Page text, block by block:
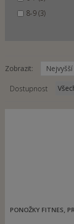
8-9 (3)
Zobrazit:
Dostupnost
PONOŽKY FITNES,